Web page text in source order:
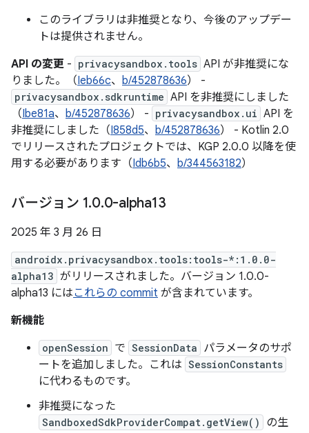
このライブラリは非推奨となり、今後のアップデー
トは提供されません。
API の変更 - privacysandbox.tools API が非推奨にな
りました。（Ieb66c、 b/452878636） -
privacysandbox.sdkruntime API を非推奨にしました
（Ibe81a、 b/452878636） - privacysandbox.ui API を
非推奨にしました（I858d5、 b/452878636） - Kotlin 2.0
でリリースされたプロジェクトでは、KGP 2.0.0 以降を使
用する必要があります（Idb6b5、 b/344563182）
バージョン 1.0.0-alpha13
2025 年 3 月 26 日
androidx.privacysandbox.tools:tools-*:1.0.0-
alpha13 がリリースされました。バージョン 1.0.0-
alpha13 にはこれらの commit が含まれています。
新機能
openSession で SessionData パラメータのサポ
ートを追加しました。これは SessionConstants
に代わるものです。
非推奨になった
SandboxedSdkProviderCompat.getView()
の生